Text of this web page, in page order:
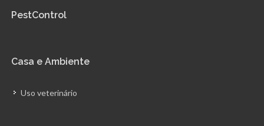
PestControl
Casa e Ambiente
Uso veterinário